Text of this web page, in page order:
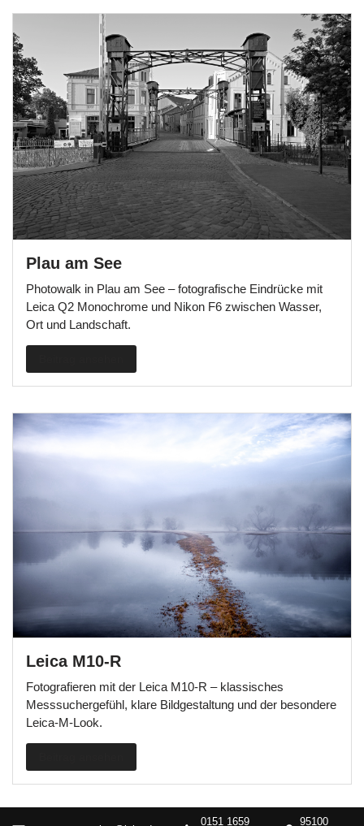
Plau am See
Photowalk in Plau am See – fotografische Eindrücke mit
Leica Q2 Monochrome und Nikon F6 zwischen Wasser,
Ort und Landschaft.
Leica M10-R
Fotografieren mit der Leica M10-R – klassisches
Messsuchergefühl, klare Bildgestaltung und der besondere
Leica-M-Look.
0151 1659 95100